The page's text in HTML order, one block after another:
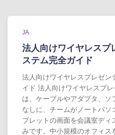
JA
法人向けワイヤレスプ
ステム完全ガイド
法人向けワイヤレスプレゼン
イド 法人向けワイヤレスプ
は、ケーブルやアダプタ、ソ
なしに、チームがノートパソ
ブレットの画面を会議室ディ
みです。中小規模のオフィス